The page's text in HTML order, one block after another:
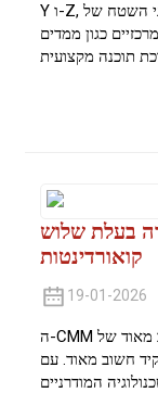
Y ו-Z, נאספות נקודות הקואורדינטות המרחביות על פני השטח של
כגון ממדים
בעלת שלוש
קואורדינטות
19-01-2026
ה-CMM הוא כלי מדידה נפוץ מאוד, בעל מגוון רחב מאוד של
חשוב מאוד. עם
המודרניים